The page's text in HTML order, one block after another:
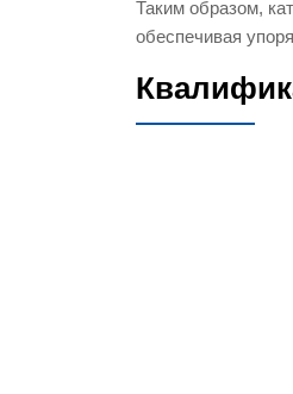
Таким образом,
обеспечивая